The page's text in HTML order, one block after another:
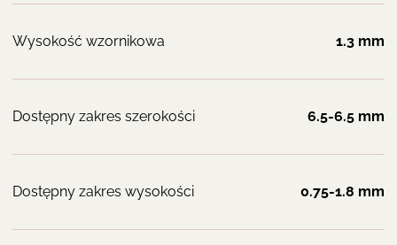
Wysokość wzornikowa 1.3 mm
Dostępny zakres szerokości 6.5-6.5 mm
Dostępny zakres wysokości 0.75-1.8 mm